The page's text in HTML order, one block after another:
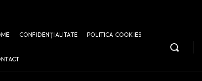
CONFIDENȚIALITATE POLITICA COOKIES